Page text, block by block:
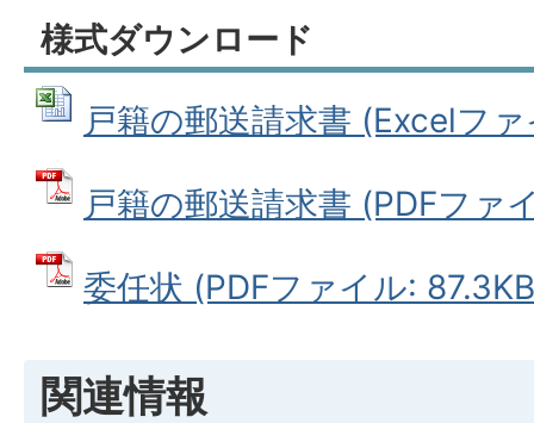
様式ダウンロード
戸籍の郵送請求書 (Excelフ
戸籍の郵送請求書 (PDFファ
委任状 (PDFファイル:
関連情報